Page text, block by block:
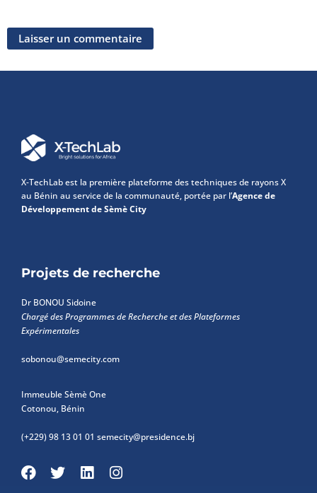
X-TechLab est la première plateforme des techniques de rayons X
au Bénin au service de la communauté, portée par l’Agence de
Développement de Sèmè City
Projets de recherche
Dr BONOU Sidoine
Chargé des Programmes de Recherche et des Plateformes
Expérimentales
sobonou@semecity.com
Immeuble Sèmè One
Cotonou, Bénin
(+229) 98 13 01 01 semecity@presidence.bj